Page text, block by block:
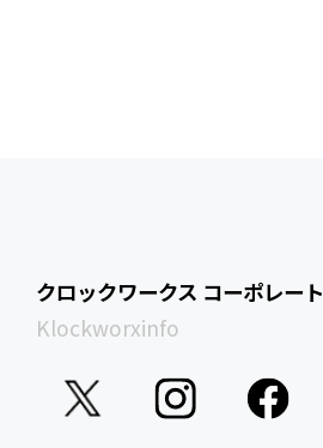
クロックワークス コーポレート
Klockworxinfo